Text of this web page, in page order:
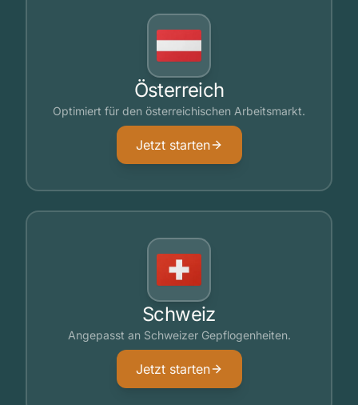
Österreich
Optimiert für den österreichischen Arbeitsmarkt.
Jetzt starten
Schweiz
Angepasst an Schweizer Gepflogenheiten.
Jetzt starten